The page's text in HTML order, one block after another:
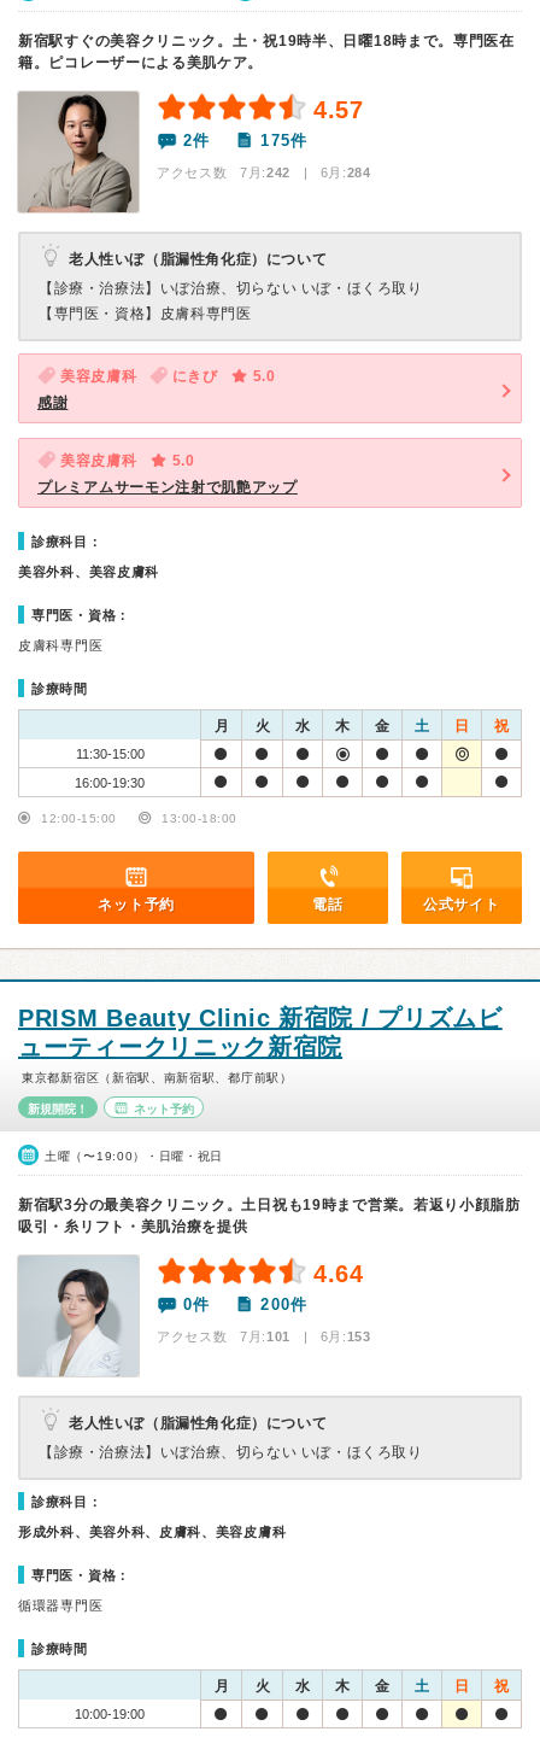
新宿駅すぐの美容クリニック。土・祝19時半、日曜18時まで。専門医在
籍。ピコレーザーによる美肌ケア。
4.57
2件 175件
アクセス数 7月:242 | 6月:284
老人性いぼ（脂漏性角化症）について
【診療・治療法】 いぼ治療、切らない いぼ・ほくろ取り
【専門医・資格】 皮膚科専門医
美容皮膚科 にきび
5.0
感謝
美容皮膚科
5.0
プレミアムサーモン注射で肌艶アップ
診療科目：
美容外科、美容皮膚科
専門医・資格：
皮膚科専門医
診療時間
月 火 水 木 金 土 日 祝
11:30-15:00
16:00-19:30
12:00-15:00 13:00-18:00
ネット予約 電話 公式サイト
PRISM Beauty Clinic 新宿院 / プリズムビ
ューティークリニック新宿院
東京都新宿区（新宿駅、南新宿駅、都庁前駅）
新規開院！ ネット予約
土曜（〜19:00）・日曜・祝日
新宿駅3分の最美容クリニック。土日祝も19時まで営業。若返り小顔脂肪
吸引・糸リフト・美肌治療を提供
4.64
0件 200件
アクセス数 7月:101 | 6月:153
老人性いぼ（脂漏性角化症）について
【診療・治療法】 いぼ治療、切らない いぼ・ほくろ取り
診療科目：
形成外科、美容外科、皮膚科、美容皮膚科
専門医・資格：
循環器専門医
診療時間
月 火 水 木 金 土 日 祝
10:00-19:00